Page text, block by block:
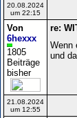
20.08.2024
um 22:15
Von
6hexxx
1805
Beiträge
bisher
re:
Wenn
und
21.08.2024
um 12:55